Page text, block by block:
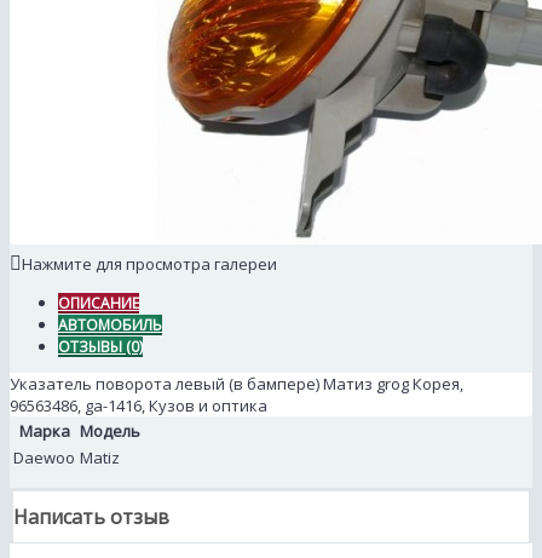
Нажмите для просмотра галереи
ОПИСАНИЕ
АВТОМОБИЛЬ
ОТЗЫВЫ (0)
Указатель поворота левый (в бампере) Матиз grog Корея,
96563486, ga-1416, Кузов и оптика
Марка Модель
Daewoo Matiz
Написать отзыв